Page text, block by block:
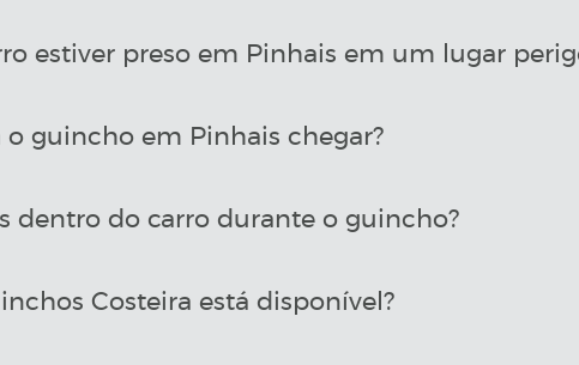
estiver preso em Pinhais em um lugar
guincho em Pinhais chegar?
dentro do carro durante o guincho?
Costeira está disponível?